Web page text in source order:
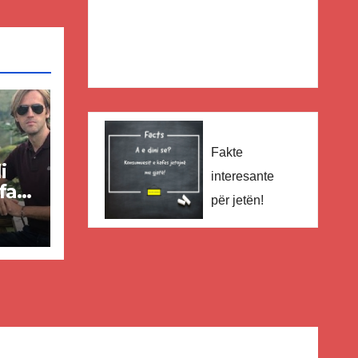
Fakte
interesante
për jetën!